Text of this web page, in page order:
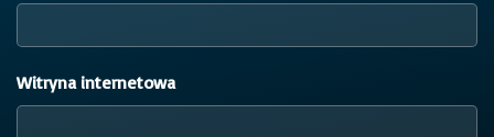
Witryna internetowa